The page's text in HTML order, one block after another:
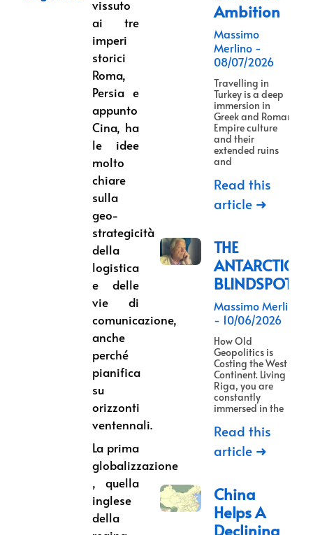
vissuto
ai tre
imperi
storici
Roma,
Persia e
appunto
Cina, ha
le idee
molto
chiare
sulla
geo-
strategicità
della
logistica
e delle
vie di
comunicazione,
anche
perché
pianifica
su
orizzonti
ventennali.
La prima
globalizzazione
, quella
inglese
della
Ambition
Massimo
Merlino
08/07/2026
Travelling in
Turkey is a deep
immersion in
Greek and Roman
Empire culture
and their
extended ruins
and
Read this
article ➜
THE
ANTARCTICA
BLINDSPOT
Massimo Merlino
10/06/2026
How Old
Geopolitics is
Costing the West a
Continent. Living in
Riga, you are
constantly
immersed in the
Read this
article ➜
China
Helps A
Declining